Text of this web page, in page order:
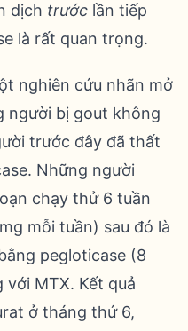
dịch trước lần tiếp
là rất quan trọng.
nghiên cứu nhãn mở
người bị gout không
trước đây đã thất
Những người
chạy thử 6 tuần
mỗi tuần) sau đó là
pegloticase (8
MTX. Kết quả
ở tháng thứ 6,